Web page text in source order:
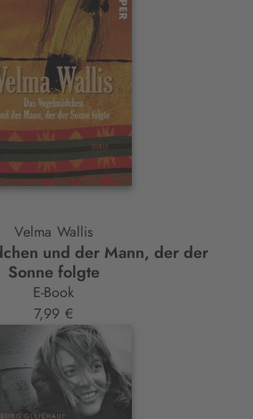
Velma Wallis
und der Mann, der der
Sonne folgte
E-Book
7,99 €